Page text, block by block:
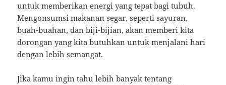
untuk memberikan energi yang tepat bagi tubuh.
Mengonsumsi makanan segar, seperti sayuran,
buah-buahan, dan biji-bijian, akan memberi kita
dorongan yang kita butuhkan untuk menjalani hari
dengan lebih semangat.
Jika kamu ingin tahu lebih banyak tentang